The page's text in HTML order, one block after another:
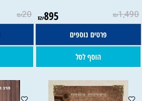
₪1,490
₪895
פרטים נוספים
הוסף לסל
₪20